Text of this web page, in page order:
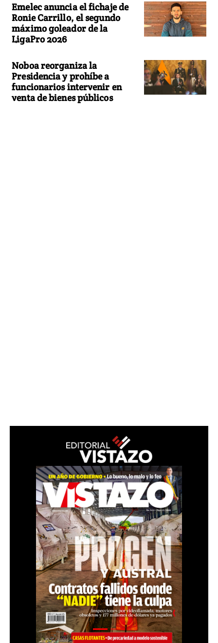
Emelec anuncia el fichaje de
Ronie Carrillo, el segundo
máximo goleador de la
LigaPro 2026
Noboa reorganiza la
Presidencia y prohíbe a
funcionarios intervenir en
venta de bienes públicos